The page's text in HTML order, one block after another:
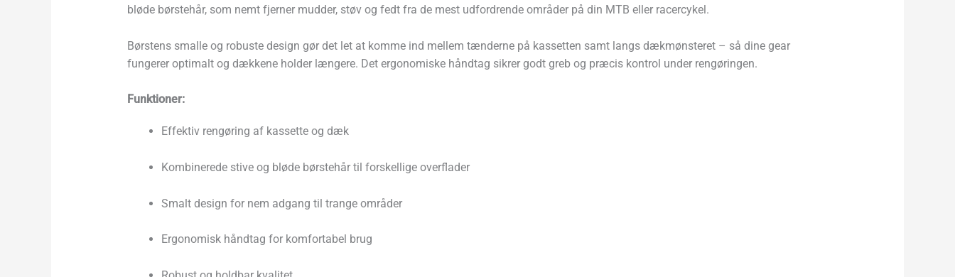
bløde børstehår, som nemt fjerner mudder, støv og fedt fra de mest udfordrende områder på din MTB eller racercykel.
Børstens smalle og robuste design gør det let at komme ind mellem tænderne på kassetten samt langs dækmønsteret – så dine gear
fungerer optimalt og dækkene holder længere. Det ergonomiske håndtag sikrer godt greb og præcis kontrol under rengøringen.
Funktioner:
Effektiv rengøring af kassette og dæk
Kombinerede stive og bløde børstehår til forskellige overflader
Smalt design for nem adgang til trange områder
Ergonomisk håndtag for komfortabel brug